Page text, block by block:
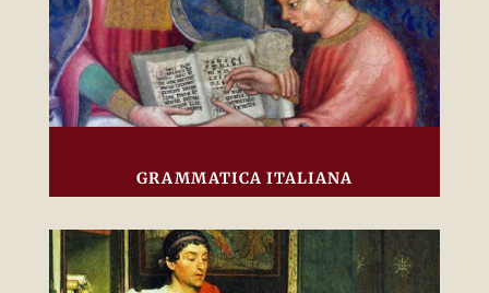
GRAMMATICA ITALIANA